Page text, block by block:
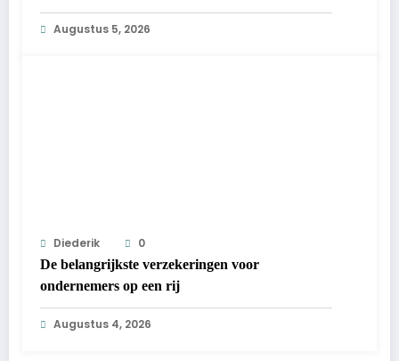
Augustus 5, 2026
Diederik
0
De belangrijkste verzekeringen voor
ondernemers op een rij
Augustus 4, 2026